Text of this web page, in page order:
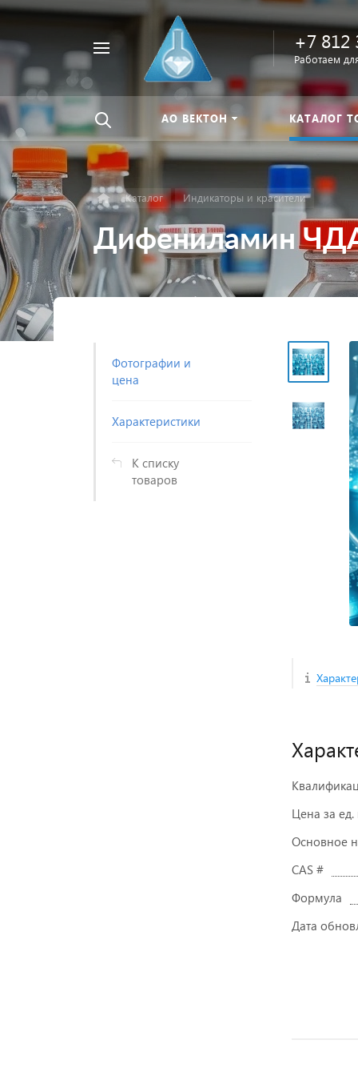
Найти
Например,
+7 812
Работаем
АО ВЕКТОН КАТАЛОГ
Каталог Индикаторы и красители
Дифениламин
Фотографии и
цена
Характеристики
К списку
товаров
Цена за ед.
Основное
CAS #
Формула
Дата